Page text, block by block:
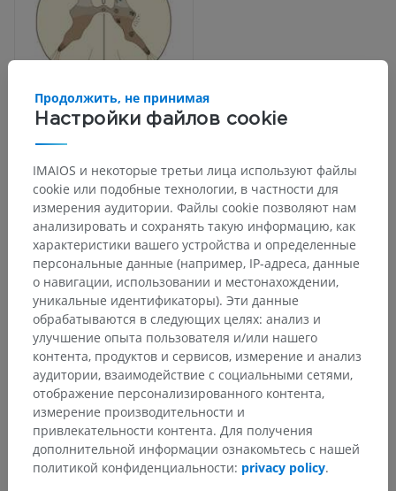
Системная анатомия > Нервная система>
Центральная нервная система> Спинной мозг>
Серое вещество> Серые столбы >
Передний столб> Передний рог >
Заднелатеральное ядро
Основные структуры:Нет анатомических терминов,
относящихся к этой части тела
Нейроанатомия человека
Настройки файлов cookie
Продолжить, не принимая
IMAIOS и некоторые третьи лица используют файлы
cookie или подобные технологии, в частности для
измерения аудитории. Файлы cookie позволяют нам
анализировать и сохранять такую информацию, как
характеристики вашего устройства и определенные
персональные данные (например, IP-адреса, данные
о навигации, использовании и местонахождении,
уникальные идентификаторы). Эти данные
обрабатываются в следующих целях: анализ и
улучшение опыта пользователя и/или нашего
контента, продуктов и сервисов, измерение и анализ
аудитории, взаимодействие с социальными сетями,
отображение персонализированного контента,
измерение производительности и
привлекательности контента. Для получения
дополнительной информации ознакомьтесь с нашей
политикой конфиденциальности: privacy policy.